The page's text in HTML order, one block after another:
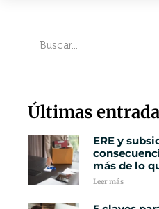
Últimas
ERE y
más de lo
Leer más